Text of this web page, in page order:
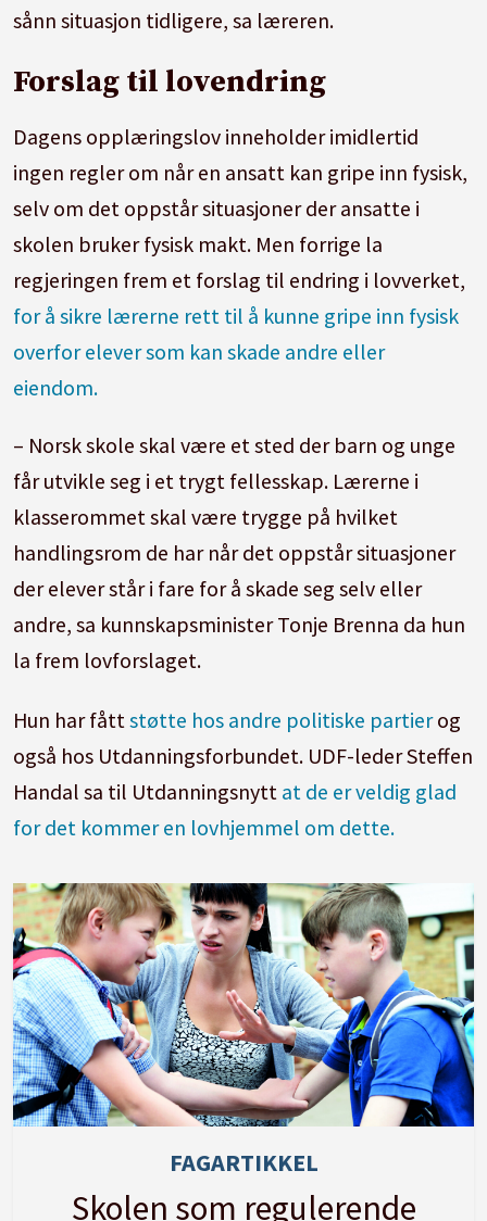
sånn situasjon tidligere, sa læreren.
Forslag til lovendring
Dagens opplæringslov inneholder imidlertid
ingen regler om når en ansatt kan gripe inn fysisk,
selv om det oppstår situasjoner der ansatte i
skolen bruker fysisk makt. Men forrige la
regjeringen frem et forslag til endring i lovverket,
for å sikre lærerne rett til å kunne gripe inn fysisk
overfor elever som kan skade andre eller
eiendom.
– Norsk skole skal være et sted der barn og unge
får utvikle seg i et trygt fellesskap. Lærerne i
klasserommet skal være trygge på hvilket
handlingsrom de har når det oppstår situasjoner
der elever står i fare for å skade seg selv eller
andre, sa kunnskapsminister Tonje Brenna da hun
la frem lovforslaget.
Hun har fåttstøtte hos andre politiske partierog
også hos Utdanningsforbundet. UDF-leder Steffen
Handal sa til Utdanningsnytt at de er veldig glad
for det kommer en lovhjemmel om dette.
FAGARTIKKEL
Skolen som regulerende